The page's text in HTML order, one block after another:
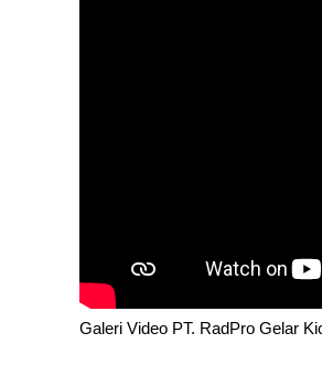
Galeri Video PT. RadPro Gelar